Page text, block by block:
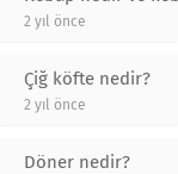
2 yıl önce
Çiğ köfte nedir?
2 yıl önce
Döner nedir?